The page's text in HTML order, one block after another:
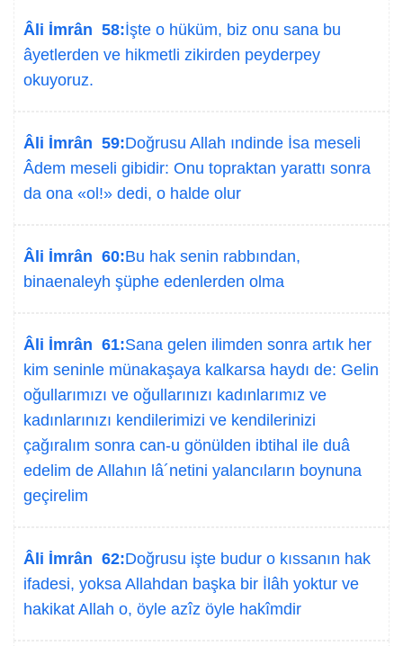
Âli İmrân 58:İşte o hüküm, biz onu sana bu
âyetlerden ve hikmetli zikirden peyderpey
okuyoruz.
Âli İmrân 59:Doğrusu Allah ındinde İsa meseli
Âdem meseli gibidir: Onu topraktan yarattı sonra
da ona «ol!» dedi, o halde olur
Âli İmrân 60:Bu hak senin rabbından,
binaenaleyh şüphe edenlerden olma
Âli İmrân 61:Sana gelen ilimden sonra artık her
kim seninle münakaşaya kalkarsa haydı de: Gelin
oğullarımızı ve oğullarınızı kadınlarımız ve
kadınlarınızı kendilerimizi ve kendilerinizi
çağıralım sonra can-u gönülden ibtihal ile duâ
edelim de Allahın lâ´netini yalancıların boynuna
geçirelim
Âli İmrân 62:Doğrusu işte budur o kıssanın hak
ifadesi, yoksa Allahdan başka bir İlâh yoktur ve
hakikat Allah o, öyle azîz öyle hakîmdir